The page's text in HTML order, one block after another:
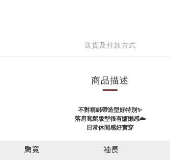
送貨及付款方式
商品描述
不對稱綁帶造型好特別✨
落肩寬鬆版型很有慵懶感☁️
日常休閒感好實穿